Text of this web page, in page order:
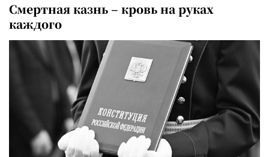
Смертная казнь – кровь на руках
каждого